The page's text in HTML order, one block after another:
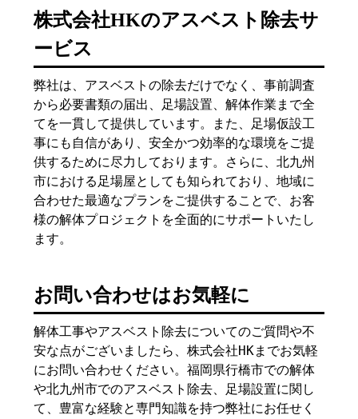
株式会社HKのアスベスト除去サ
ービス
弊社は、アスベストの除去だけでなく、事前調査
から必要書類の届出、足場設置、解体作業まで全
てを一貫して提供しています。また、足場仮設工
事にも自信があり、安全かつ効率的な環境をご提
供するために尽力しております。さらに、北九州
市における足場屋としても知られており、地域に
合わせた最適なプランをご提供することで、お客
様の解体プロジェクトを全面的にサポートいたし
ます。
お問い合わせはお気軽に
解体工事やアスベスト除去についてのご質問や不
安な点がございましたら、株式会社HKまでお気軽
にお問い合わせください。福岡県行橋市での解体
や北九州市でのアスベスト除去、足場設置に関し
て、豊富な経験と専門知識を持つ弊社にお任せく